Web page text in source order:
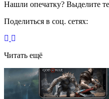
Нашли опечатку? Выделите
Поделиться в соц. сетях:
Читать ещё